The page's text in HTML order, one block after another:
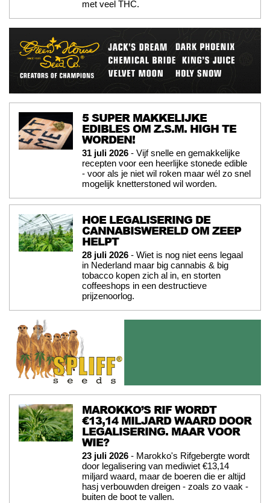
met veel THC.
5 SUPER MAKKELIJKE
EDIBLES OM Z.S.M. HIGH TE
WORDEN!
31 juli 2026 - Vijf snelle en gemakkelijke
recepten voor een heerlijke stonede edible
- voor als je niet wil roken maar wél zo snel
mogelijk knetterstoned wil worden.
HOE LEGALISERING DE
CANNABISWERELD OM ZEEP
HELPT
28 juli 2026 - Wiet is nog niet eens legaal
in Nederland maar big cannabis & big
tobacco kopen zich al in, en storten
coffeeshops in een destructieve
prijzenoorlog.
MAROKKO’S RIF WORDT
€13,14 MILJARD WAARD DOOR
LEGALISERING. MAAR VOOR
WIE?
23 juli 2026 - Marokko's Rifgebergte wordt
door legalisering van mediwiet €13,14
miljard waard, maar de boeren die er altijd
hasj verbouwden dreigen - zoals zo vaak -
buiten de boot te vallen.